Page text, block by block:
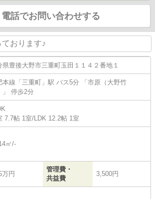
電話でお問い合わせする
おります♪
県豊後大野市三重町玉田 １１４２番地１
本線 「 三重町 」駅 バス5分 「市原（大野竹
」 停歩2分
7.7帖 1室/ LDK 12.2帖 1室
㎡/-
万円
管理費・
共益費
3,500円